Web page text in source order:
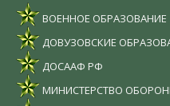
ВОЕННОЕ ОБРАЗОВАНИЕ
ДОВУЗОВСКИЕ
ДОСААФ РФ
МИНИСТЕРСТВО